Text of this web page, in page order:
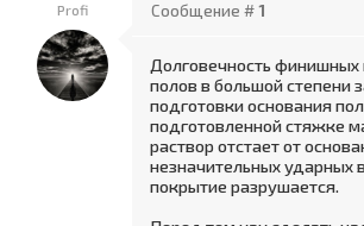
Profi Сообщение #1
Долговечность финишных
полов в боль­шой степени
подготовки основания
подготовленной стяжке
рас­твор отстает от
незначительных ударных
покрытие разрушается.